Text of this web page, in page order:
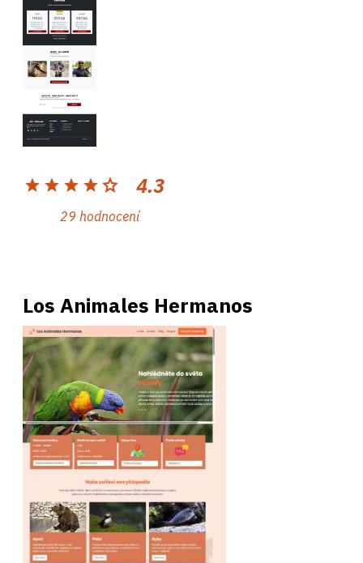
star star star starstar 4.3
29 hodnocení
Los Animales Hermanos